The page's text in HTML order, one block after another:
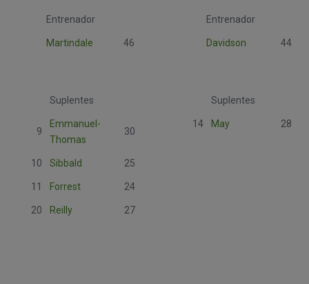
Entrenador
Martindale 46
Entrenador
Davidson 44
Suplentes
9
Emmanuel-
Thomas
30
10 Sibbald 25
11 Forrest 24
20 Reilly 27
Suplentes
14 May 28